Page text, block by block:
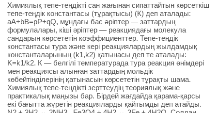
Химиялық тепе-теңдікті сан жағынан сипаттайтын көрсеткіш
тепе-теңдік константасы (тұрақтысы) (К) деп аталады:
aA+bB=pP+qQ, мұндағы бас әріптер — заттардың
формулалары, кіші әріптер — реакциядағы молекула
сандарын көрсететін коэффициенттер. Тепе-теңдік
константасы тура және кері реакциялардың жылдамдық
константаларының (k1,k2) қатынасы деп те аталады:
K=k1/k2. К — белгілі температурада тура реакция өнімдері
мен реакциясы алынған заттардың мольдік
көбейтінділерінің қатынасын көрсететін тұрақты шама.
Химиялық тепе-теңдікті зерттеудің теориялық және
практикалық маңызы бар. Бірдей жағдайда қарама-қарсы
екі бағытта жүретін реакцияларды қайтымды деп атайды.